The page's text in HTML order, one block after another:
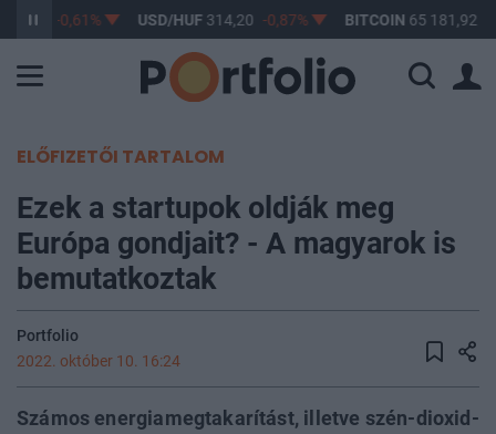
-0,61% USD/HUF314,20 -0,87% BITCOIN 65 181,92
ELŐFIZETŐI TARTALOM
Ezek a startupok oldják meg
Európa gondjait? - A magyarok is
bemutatkoztak
Portfolio
2022. október 10. 16:24
Számos energiamegtakarítást, illetve szén-dioxid-